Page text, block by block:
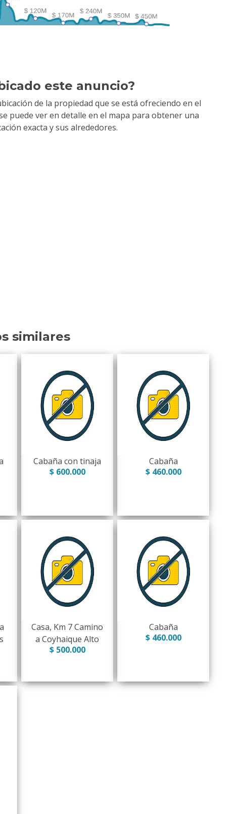
este anuncio?
de la propiedad que se está ofreciendo en el
puede ver en detalle en el mapa para obtener una
exacta y sus alrededores.
similares
Cabaña con tinaja
$ 600.000
Cabaña
$ 460.000
Casa, Km 7 Camino
a Coyhaique Alto
$ 500.000
Cabaña
$ 460.000